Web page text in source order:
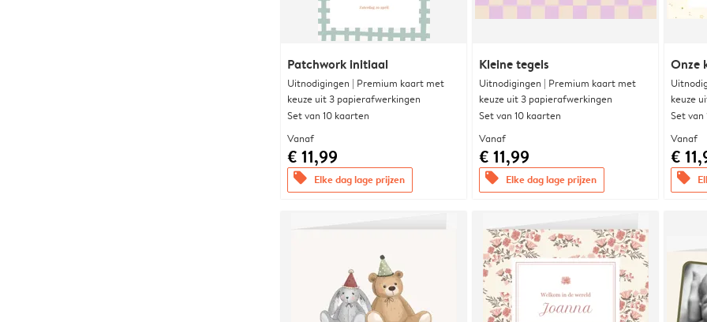
Patchwork initiaal
Uitnodigingen | Premium kaart met
keuze uit 3 papierafwerkingen
Set van 10 kaarten
Vanaf
€ 11,99
offers Elke dag lage prijzen
Kleine tegels
Uitnodigingen | Premium kaart met
keuze uit 3 papierafwerkingen
Set van 10 kaarten
Vanaf
€ 11,99
offers Elke dag lage prijzen
Onze
keuze
Set van
Vanaf
€
offers